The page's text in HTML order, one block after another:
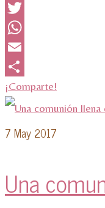
Facebook
Twitter
WhatsApp
Email
¡Comparte!
7 May 2017
Una